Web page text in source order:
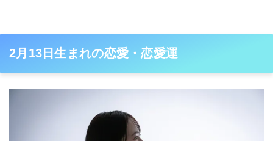
2月13日生まれの恋愛・恋愛運